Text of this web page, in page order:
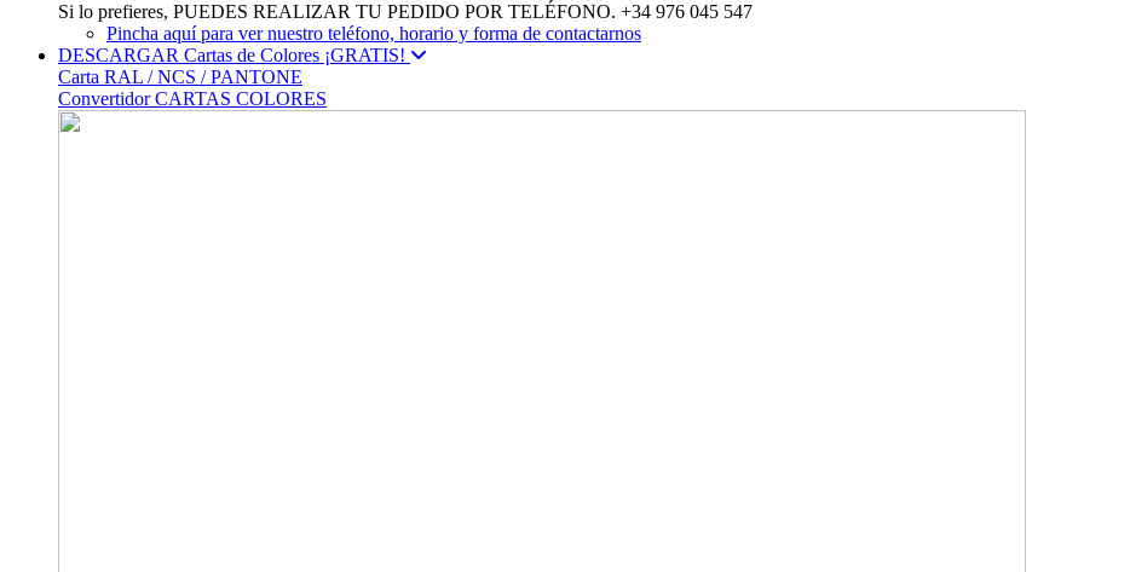
Si lo prefieres, PUEDES REALIZAR TU PEDIDO POR TELÉFONO. +34 976 045 547
Pincha aquí para ver nuestro teléfono, horario y forma de contactarnos
DESCARGAR Cartas de Colores ¡GRATIS!
Carta RAL / NCS / PANTONE
Convertidor CARTAS COLORES